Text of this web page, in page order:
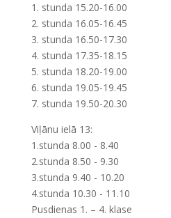
1. stunda 15.20-16.00
2. stunda 16.05-16.45
3. stunda 16.50-17.30
4. stunda 17.35-18.15
5. stunda 18.20-19.00
6. stunda 19.05-19.45
7. stunda 19.50-20.30
Viļānu ielā 13:
1.stunda 8.00 - 8.40
2.stunda 8.50 - 9.30
3.stunda 9.40 - 10.20
4.stunda 10.30 - 11.10
Pusdienas 1. – 4. klase